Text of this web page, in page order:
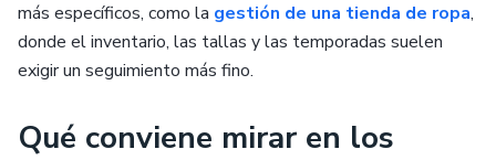
más específicos, como la gestión de una tienda de ropa,
donde el inventario, las tallas y las temporadas suelen
exigir un seguimiento más fino.
Qué conviene mirar en los